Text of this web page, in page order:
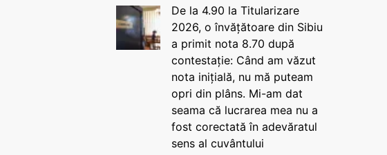
De la 4.90 la Titularizare
2026, o învățătoare din Sibiu
a primit nota 8.70 după
contestație: Când am văzut
nota inițială, nu mă puteam
opri din plâns. Mi-am dat
seama că lucrarea mea nu a
fost corectată în adevăratul
sens al cuvântului